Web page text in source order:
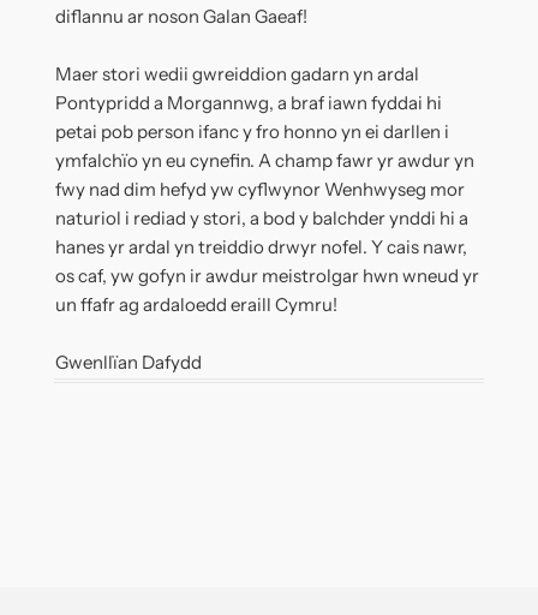
diflannu ar noson Galan Gaeaf!
Maer stori wedii gwreiddion gadarn yn ardal
Pontypridd a Morgannwg, a braf iawn fyddai hi
petai pob person ifanc y fro honno yn ei darllen i
ymfalchïo yn eu cynefin. A champ fawr yr awdur yn
fwy nad dim hefyd yw cyflwynor Wenhwyseg mor
naturiol i rediad y stori, a bod y balchder ynddi hi a
hanes yr ardal yn treiddio drwyr nofel. Y cais nawr,
os caf, yw gofyn ir awdur meistrolgar hwn wneud yr
un ffafr ag ardaloedd eraill Cymru!
Gwenllïan Dafydd